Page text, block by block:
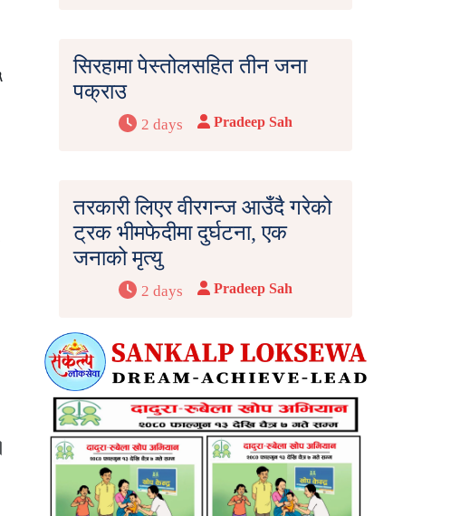
सिरहामा पेस्तोलसहित तीन जना
पक्राउ
2 days Pradeep Sah
तरकारी लिएर वीरगन्ज आउँदै गरेको
ट्रक भीमफेदीमा दुर्घटना, एक
जनाको मृत्यु
2 days Pradeep Sah